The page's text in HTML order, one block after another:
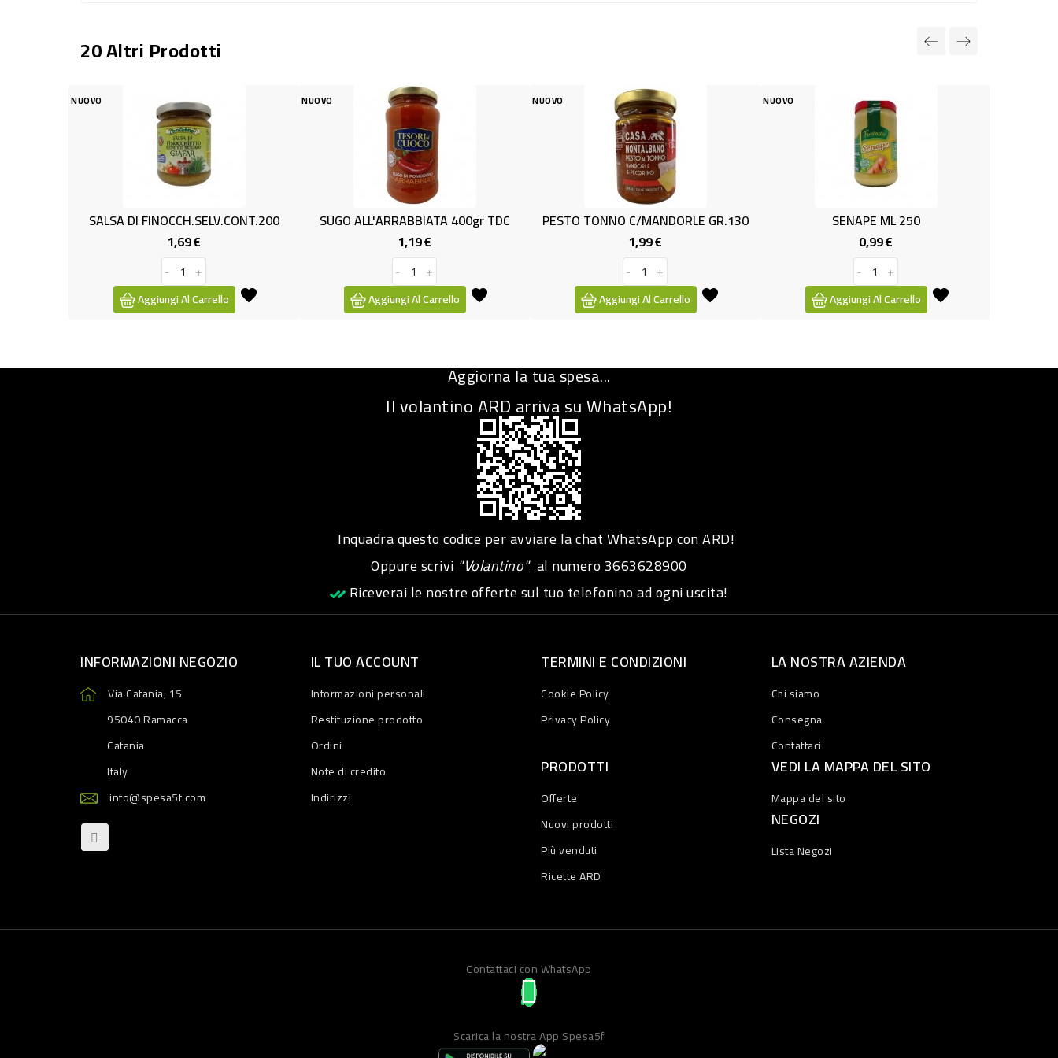
20 Altri Prodotti
DI FINOCCH.SELV.CONT.200
NUOVO
SUGO ALL'ARRABBIATA 400gr TDC
Aggiungi Al Carrello
NUOVO
PESTO TONNO C/MANDORLE GR.130
Aggiungi Al Carrello
NUOVO
SENAPE ML 250
Aggiungi Al Carrello
NUOVO
RAGU'BOL.180X2
Aggiungi Al Carrello
Aggiorna la tua spesa...
Il volantino ARD arriva su WhatsApp!
Inquadra questo codice per avviare la chat WhatsApp con ARD!
Oppure scrivi"Volantino"al numero3663628900
Riceverai le nostre offerte sul tuo telefonino ad ogni uscita!
INFORMAZIONI NEGOZIO
Via Catania, 15
95040 Ramacca
Catania
Italy
info@spesa5f.com
IL TUO ACCOUNT
Informazioni personali
Restituzione prodotto
Ordini
Note di credito
Indirizzi
TERMINI E CONDIZIONI
Cookie Policy
Privacy Policy
LA NOSTRA AZIENDA
Chi siamo
Consegna
Contattaci
PRODOTTI
Offerte
Nuovi prodotti
Più venduti
Ricette ARD
VEDI LA MAPPA DEL SITO
Mappa del sito
NEGOZI
Lista Negozi
Contattaci con WhatsApp
Scarica la nostra App Spesa5f